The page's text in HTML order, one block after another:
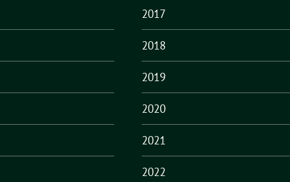
2017
2018
2019
2020
2021
2022